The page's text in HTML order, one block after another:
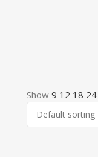
Show9 12 18 24